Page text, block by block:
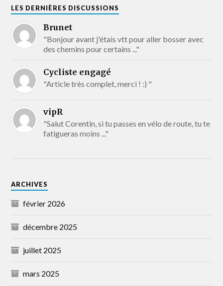
LES DERNIÈRES DISCUSSIONS
Brunet
"Bonjour avant j'étais vtt pour aller bosser avec
des chemins pour certains ..."
Cycliste engagé
"Article très complet, merci ! :) "
vipR
"Salut Corentin, si tu passes en vélo de route, tu te
fatigueras moins ..."
ARCHIVES
février 2026
décembre 2025
juillet 2025
mars 2025